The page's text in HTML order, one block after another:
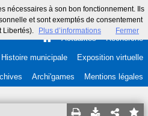
nécessaires à son bon fonctionnement. Ils
et sont exemptés de consentement
Libertés).
Plus d’informations Fermer
Actualités Recherche
Histoire municipale Exposition virtuelle
Archi'games Mentions légales